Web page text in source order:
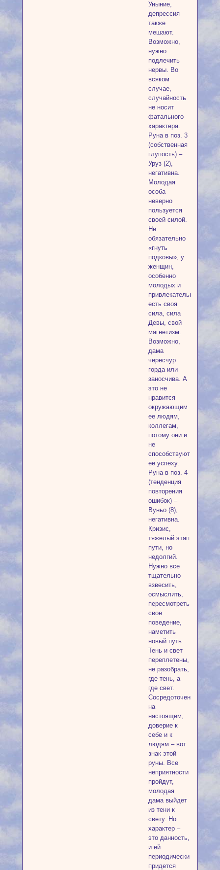
Уныние,
депрессия
также
мешают.
Возможно,
нужно
подлечить
нервы. Во
всяком
случае,
случайность
не носит
фатального
характера.
Руна в поз. 3
(собственная
глупость) –
Уруз (2),
негативна.
Молодая
особа
неверно
пользуется
своей силой.
Не
обязательно
«гнуть
подковы», у
женщин,
особенно
молодых и
привлекательных,
есть своя
сила, сила
Девы, свой
магнетизм.
Возможно,
дама
чересчур
горда или
заносчива. А
это не
нравится
окружающим
ее людям,
коллегам,
потому они и
не
способствуют
ее успеху.
Руна в поз. 4
(тенденция
повторения
ошибок) –
Вуньо (8),
негативна.
Кризис,
тяжелый этап
пути, но
недолгий.
Нужно все
тщательно
взвесить,
осмыслить,
пересмотреть
свое
поведение,
наметить
новый путь.
Тень и свет
переплетены,
не разобрать,
где тень, а
где свет.
Сосредоточение
на
настоящем,
доверие к
себе и к
людям – вот
знак этой
руны. Все
неприятности
пройдут,
молодая
дама выйдет
из тени к
свету. Но
характер –
это данность,
и ей
периодически
придется